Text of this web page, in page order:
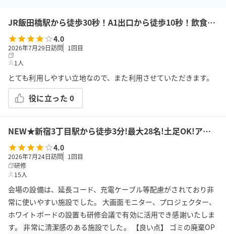
JR飯田橋駅から徒歩30秒！A1出口から徒歩10秒！飲食持込可!高速Wi-Fi!会議/ボドゲ/推し活/女子会/サロン/控室などで利用可能!貸会議室KS6飯田橋★
4.0
2026年7月29日訪問 1 回目
1人
とても利用しやすい立地なので、また利用させていただきます。
役に立った 0
NEW★新宿3丁目駅から徒歩3分!最大28名!土足OK!アルコール可!会議/セミナー/懇親会/パーティー/ボドゲ/推し活/女子会等で利用可能!貸会議室KS9新宿
4.0
2026年7月24日訪問 1 回目
研修
15人
会場の設備は、延長コード、充電ケーブル等配慮がされており非
常に使いやすい施設でした。 大画面モニター、プロジェクター、
ホワイトボードの設置も研修会議で有効に活用でき感謝いたしま
す。 非常に清潔感のある施設でした。 【良い点】 ゴミの廃棄OP